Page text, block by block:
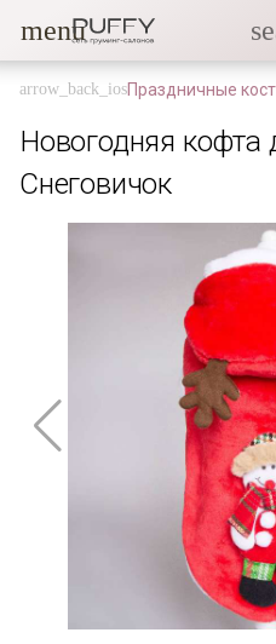
menu
Праздничные
Новогодняя кофта
Снеговичок